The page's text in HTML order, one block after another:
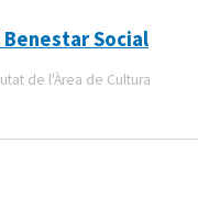
Benestar Social
de l'Àrea de Cultura